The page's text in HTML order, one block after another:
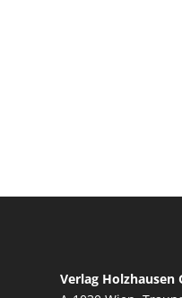
Verlag Holzhausen